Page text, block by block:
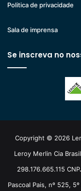
Politica de privacidade
Sala de imprensa
Se inscreva no
Copyright © 2026
Leroy Merlin Cia
298.176.665.115
Pascoal Pais, nº 525,